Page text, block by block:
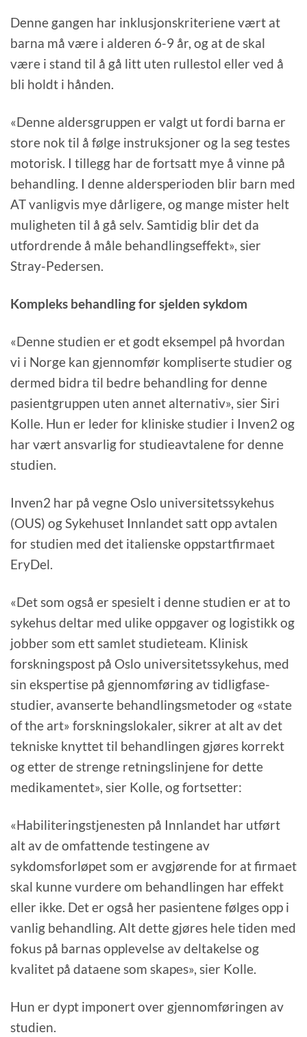
Denne gangen har inklusjonskriteriene vært at
barna må være i alderen 6-9 år, og at de skal
være i stand til å gå litt uten rullestol eller ved å
bli holdt i hånden.
«Denne aldersgruppen er valgt ut fordi barna er
store nok til å følge instruksjoner og la seg testes
motorisk. I tillegg har de fortsatt mye å vinne på
behandling. I denne aldersperioden blir barn med
AT vanligvis mye dårligere, og mange mister helt
muligheten til å gå selv. Samtidig blir det da
utfordrende å måle behandlingseffekt», sier
Stray-Pedersen.
Kompleks behandling for sjelden sykdom
«Denne studien er et godt eksempel på hvordan
vi i Norge kan gjennomfør kompliserte studier og
dermed bidra til bedre behandling for denne
pasientgruppen uten annet alternativ», sier Siri
Kolle. Hun er leder for kliniske studier i Inven2 og
har vært ansvarlig for studieavtalene for denne
studien.
Inven2 har på vegne Oslo universitetssykehus
(OUS) og Sykehuset Innlandet satt opp avtalen
for studien med det italienske oppstartfirmaet
EryDel.
«Det som også er spesielt i denne studien er at to
sykehus deltar med ulike oppgaver og logistikk og
jobber som ett samlet studieteam. Klinisk
forskningspost på Oslo universitetssykehus, med
sin ekspertise på gjennomføring av tidligfase-
studier, avanserte behandlingsmetoder og «state
of the art» forskningslokaler, sikrer at alt av det
tekniske knyttet til behandlingen gjøres korrekt
og etter de strenge retningslinjene for dette
medikamentet», sier Kolle, og fortsetter:
«Habiliteringstjenesten på Innlandet har utført
alt av de omfattende testingene av
sykdomsforløpet som er avgjørende for at firmaet
skal kunne vurdere om behandlingen har effekt
eller ikke. Det er også her pasientene følges opp i
vanlig behandling. Alt dette gjøres hele tiden med
fokus på barnas opplevelse av deltakelse og
kvalitet på dataene som skapes», sier Kolle.
Hun er dypt imponert over gjennomføringen av
studien.